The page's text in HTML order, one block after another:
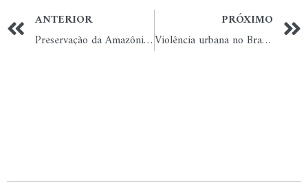
ANTERIOR
Preservação da Amazônia: demanda global, conta local
PRÓXIMO
Violência urbana no Brasil, uma guerra desprezada